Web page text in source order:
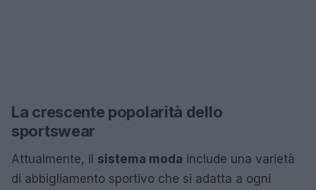
La crescente popolarità dello
sportswear
Attualmente, il sistema moda include una varietà
di abbigliamento sportivo che si adatta a ogni